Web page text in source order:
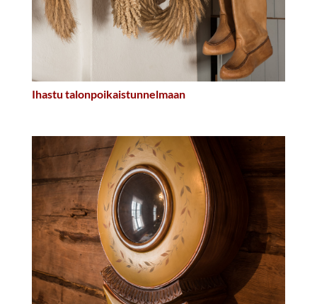
Ihastu talonpoikaistunnelmaan